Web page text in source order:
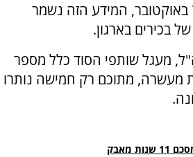
גם לאחר מתקפת ה-7 באוקטובר, המידע הזה נשמר
בכירים בארגון.
מעגל שותפי הסוד כלל מספר
מעשרה, מתוכם רק חמישה נותרו
מאבק